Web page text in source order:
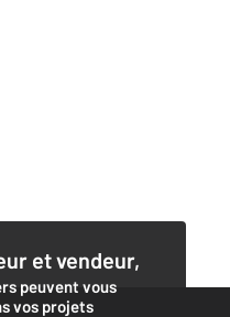
et vendeur,
peuvent vous
vos projets